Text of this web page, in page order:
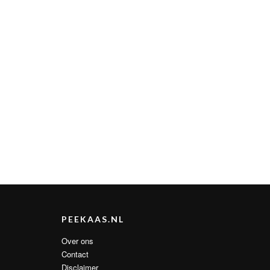
PEEKAAS.NL
Over ons
Contact
Disclaimer